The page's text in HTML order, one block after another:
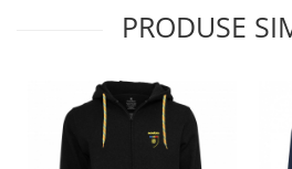
PRODUSE